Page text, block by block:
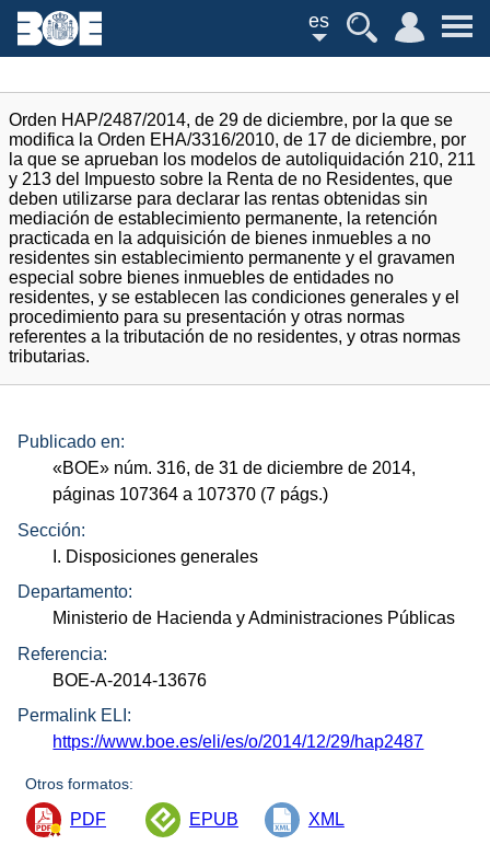
es
Orden HAP/2487/2014, de 29 de diciembre, por la que se
modifica la Orden EHA/3316/2010, de 17 de diciembre, por
la que se aprueban los modelos de autoliquidación 210, 211
y 213 del Impuesto sobre la Renta de no Residentes, que
deben utilizarse para declarar las rentas obtenidas sin
mediación de establecimiento permanente, la retención
practicada en la adquisición de bienes inmuebles a no
residentes sin establecimiento permanente y el gravamen
especial sobre bienes inmuebles de entidades no
residentes, y se establecen las condiciones generales y el
procedimiento para su presentación y otras normas
referentes a la tributación de no residentes, y otras normas
tributarias.
Publicado en:
«BOE» núm. 316, de 31 de diciembre de 2014,
páginas 107364 a 107370 (7 págs.)
Sección:
I. Disposiciones generales
Departamento:
Ministerio de Hacienda y Administraciones Públicas
Referencia:
BOE-A-2014-13676
Permalink ELI:
https://www.boe.es/eli/es/o/2014/12/29/hap2487
Otros formatos:
PDF EPUB XML